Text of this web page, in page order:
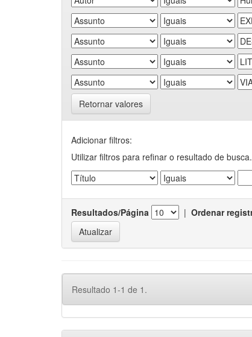
Retornar valores
Adicionar filtros:
Utilizar filtros para refinar o resultado de busca.
Resultados/Página | Ordenar
Resultado 1-1 de 1.